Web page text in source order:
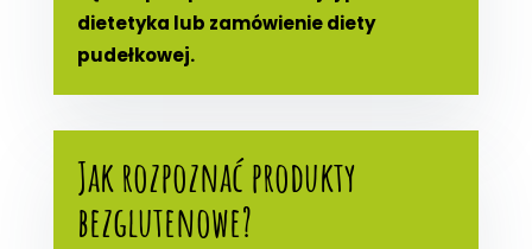
dietetyka lub zamówienie diety
pudełkowej.
Jak rozpoznać produkty
bezglutenowe?